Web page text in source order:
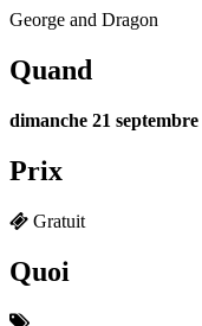
George and Dragon
Quand
dimanche 21 septembre
Prix
Gratuit
Quoi